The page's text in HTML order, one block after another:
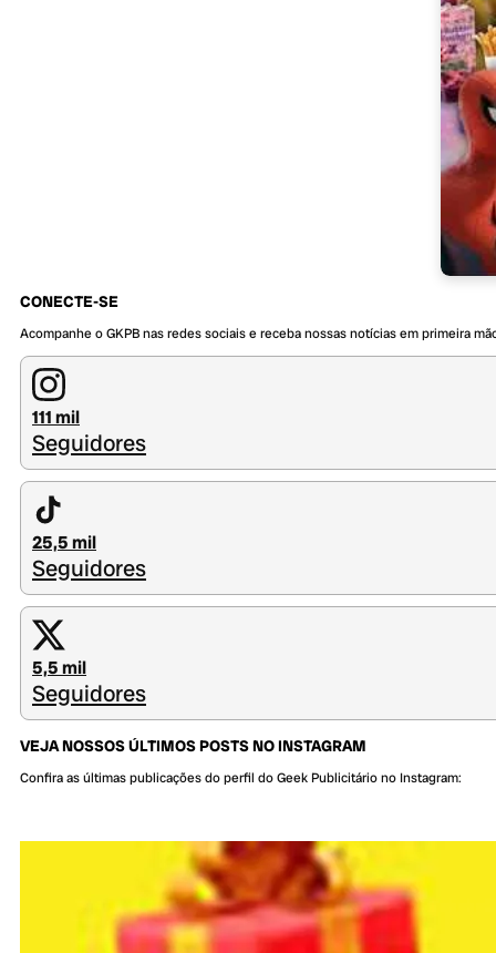
CONECTE-SE
Acompanhe o GKPB nas redes sociais e receba nossas notícias em primeira
111 mil
Seguidores
25,5 mil
Seguidores
5,5 mil
Seguidores
VEJA NOSSOS ÚLTIMOS POSTS NO INSTAGRAM
Confira as últimas publicações do perfil do Geek Publicitário no Instagram: